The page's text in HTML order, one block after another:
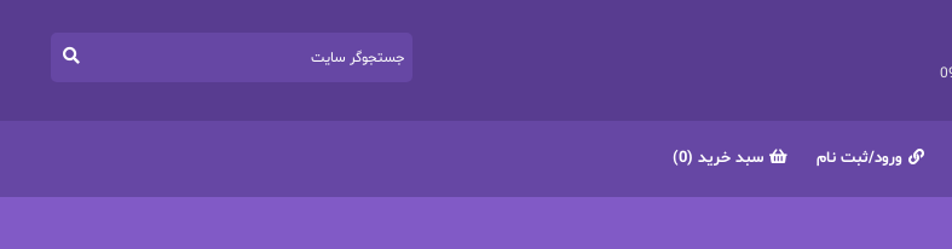
ورود/ثبت نام سبد خرید (0)